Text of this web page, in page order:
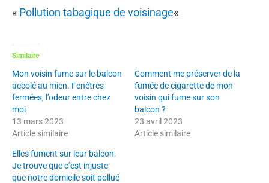
« Pollution tabagique de voisinage«
Similaire
Mon voisin fume sur le balcon
accolé au mien. Fenêtres
fermées, l’odeur entre chez
moi
13 mars 2023
Article similaire
Comment me préserver de la
fumée de cigarette de mon
voisin qui fume sur son
balcon ?
23 avril 2023
Article similaire
Elles fument sur leur balcon.
Je trouve que c’est injuste
que notre domicile soit pollué